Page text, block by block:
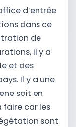
d’entrée
dans ce
de
il y a
et des
Il y a une
soit en
faire car les
sont